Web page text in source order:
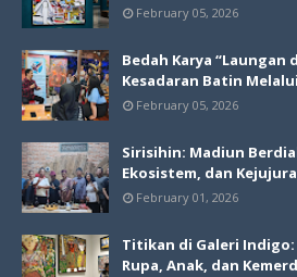
February 05, 2026
Bedah Karya “Laungan
Kesadaran Batin
February 05, 2026
Sirisihin: Madiun
Ekosistem, dan
February 01, 2026
Titikan di Galeri
Rupa, Anak, dan